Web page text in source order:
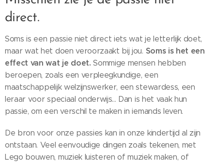
direct.
Soms is een passie niet direct iets wat je letterlijk doet,
maar wat het doen veroorzaakt bij jou. Soms is het een
effect van wat je doet. Sommige mensen hebben
beroepen, zoals een verpleegkundige, een
maatschappelijk welzijnswerker, een stewardess, een
leraar voor speciaal onderwijs... Dan is het vaak hun
passie, om een ​​verschil te maken in iemands leven.
De bron voor onze passies kan in onze kindertijd al zijn
ontstaan. Veel eenvoudige dingen zoals tekenen, met
Lego bouwen, muziek luisteren of muziek maken, of